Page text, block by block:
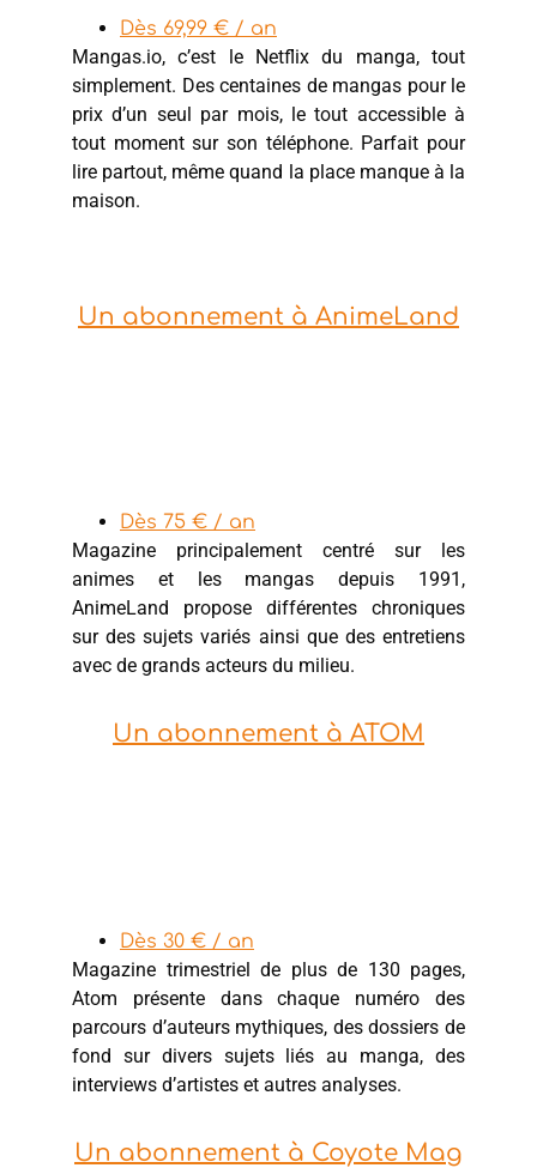
Dès 69,99 € / an
Mangas.io, c’est le Netflix du manga, tout
simplement. Des centaines de mangas pour le
prix d’un seul par mois, le tout accessible à
tout moment sur son téléphone. Parfait pour
lire partout, même quand la place manque à la
maison.
Un abonnement à AnimeLand
Dès 75 € / an
Magazine principalement centré sur les
animes et les mangas depuis 1991,
AnimeLand propose différentes chroniques
sur des sujets variés ainsi que des entretiens
avec de grands acteurs du milieu.
Un abonnement à ATOM
Dès 30 € / an
Magazine trimestriel de plus de 130 pages,
Atom présente dans chaque numéro des
parcours d’auteurs mythiques, des dossiers de
fond sur divers sujets liés au manga, des
interviews d’artistes et autres analyses.
Un abonnement à Coyote Mag